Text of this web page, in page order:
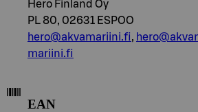
Hero Finland Oy
PL 80, 02631 ESPOO
hero@akvamariini.fi,
mariini.fi
EAN